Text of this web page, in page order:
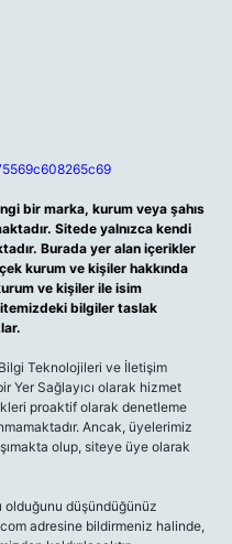
bir marka, kurum veya şahıs
Sitede yalnızca kendi
Burada yer alan içerikler
kurum ve kişiler hakkında
ve kişiler ile isim
bilgiler taslak
Teknolojileri ve İletişim
Yer Sağlayıcı olarak hizmet
proaktif olarak denetleme
Ancak, üyelerimiz
olup, siteye üye olarak
olduğunu düşündüğünüz
adresine bildirmeniz halinde,